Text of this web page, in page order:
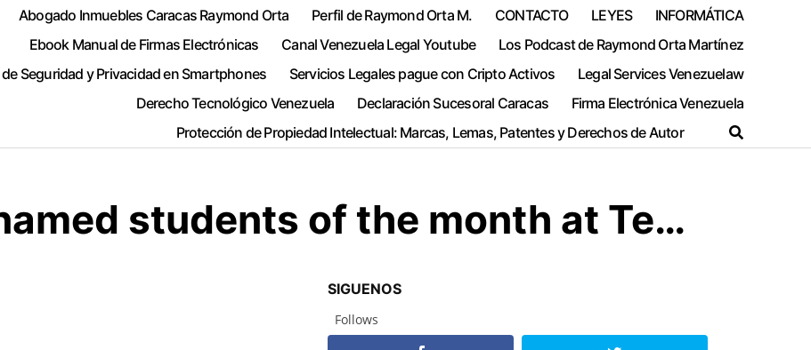
Abogado Inmuebles Caracas Raymond Orta Perfil de Raymond Orta M. CONTACTO LEYES
INFORMÁTICA
Ebook Manual de Firmas Electrónicas
Canal Venezuela Legal Youtube
Los Podcast de Raymond Orta Martínez
Seguridad y Privacidad en Smartphones
Servicios Legales pague con Cripto Activos
Legal Services Venezuelaw
Derecho Tecnológico Venezuela
Declaración Sucesoral Caracas
Firma Electrónica Venezuela
Protección de Propiedad Intelectual: Marcas, Lemas, Patentes y Derechos de Autor
students of the month at Te…
SIGUENOS
Follows